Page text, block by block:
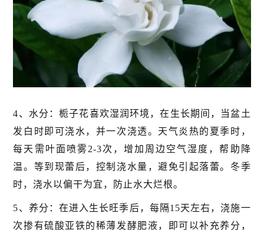
4、水分：栀子花喜欢湿润环境，在生长期间，当盆土
发白时即可浇水，并一次浇透。天气炎热的夏季时，
每天需叶面喷雾2-3次，增加周边空气湿度，帮助降
温。等到现蕾后，控制浇水量，避免引起落蕾。冬季
时，浇水以偏干为宜，防止水大烂根。
5、养分：在进入生长旺季后，每隔15天左右，浇施一
次掺有硫酸亚铁的稀薄发酵肥液，即可以补充养分，